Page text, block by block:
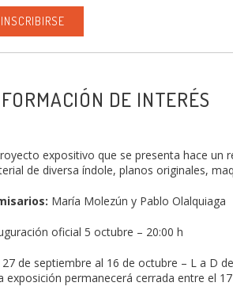
INSCRIBIRSE
DE INTERÉS
expositivo que se presenta hace un
de diversa índole, planos originales,
María Molezún y Pablo Olalquiaga
oficial 5 octubre – 20:00 h
27 de septiembre al 16 de octubre – L a D
exposición permanecerá cerrada entre el